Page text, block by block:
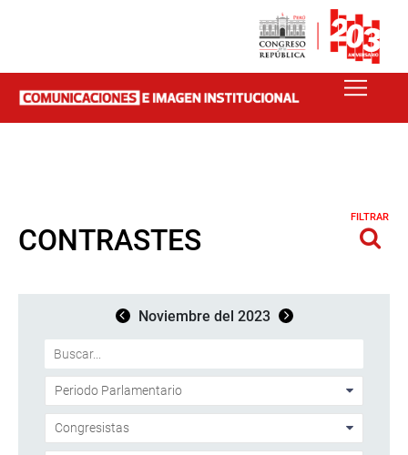
CONTRASTES
FILTRAR
Noviembre del 2023